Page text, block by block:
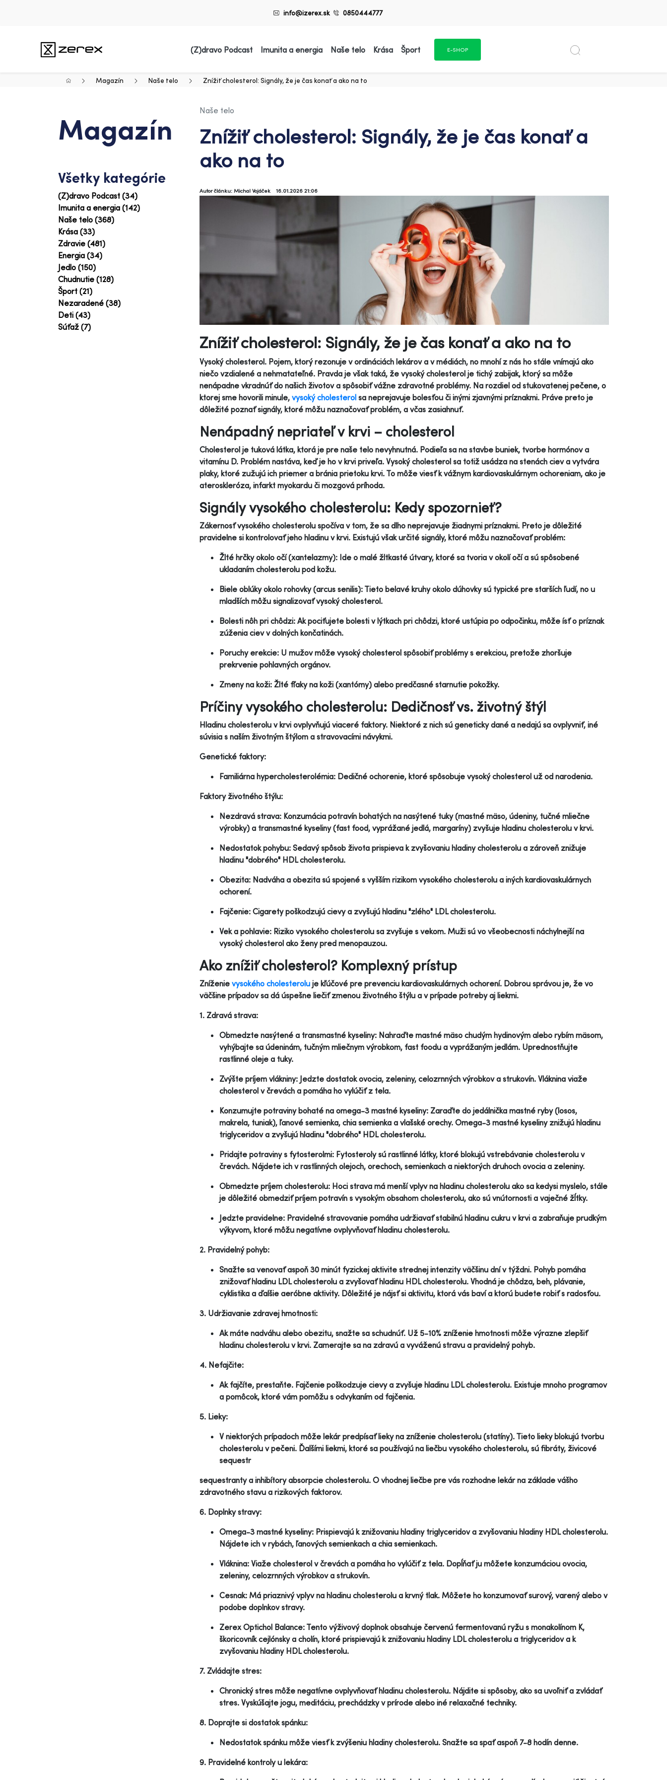
info@izerex.sk 0850444777
(Z)dravo Podcast Imunita a energia Naše telo Krása Šport E-SHOP
Magazín Naše telo Znížiť cholesterol: Signály, že je čas konať a ako na to
Magazín
Všetky kategórie
(Z)dravo Podcast (34)
Imunita a energia (142)
Naše telo (368)
Krása (33)
Zdravie (481)
Energia (34)
Jedlo (150)
Chudnutie (128)
Šport (21)
Nezaradené (38)
Deti (43)
Súťaž (7)
Naše telo
Znížiť cholesterol: Signály, že je čas konať a
ako na to
Autor článku: Michal Vojáček 16.01.2026 21:06
Znížiť cholesterol: Signály, že je čas konať a ako na to
Vysoký cholesterol. Pojem, ktorý rezonuje v ordináciách lekárov a v médiách, no mnohí z nás ho stále vnímajú ako
niečo vzdialené a nehmatateľné. Pravda je však taká, že vysoký cholesterol je tichý zabijak, ktorý sa môže
nenápadne vkradnúť do našich životov a spôsobiť vážne zdravotné problémy. Na rozdiel od stukovatenej pečene, o
ktorej sme hovorili minule, vysoký cholesterol sa neprejavuje bolesťou či inými zjavnými príznakmi. Práve preto je
dôležité poznať signály, ktoré môžu naznačovať problém, a včas zasiahnuť.
Nenápadný nepriateľ v krvi – cholesterol
Cholesterol je tuková látka, ktorá je pre naše telo nevyhnutná. Podieľa sa na stavbe buniek, tvorbe hormónov a
vitamínu D. Problém nastáva, keď je ho v krvi priveľa. Vysoký cholesterol sa totiž usádza na stenách ciev a vytvára
plaky, ktoré zužujú ich priemer a bránia prietoku krvi. To môže viesť k vážnym kardiovaskulárnym ochoreniam, ako je
ateroskleróza, infarkt myokardu či mozgová príhoda.
Signály vysokého cholesterolu: Kedy spozornieť?
Zákernosť vysokého cholesterolu spočíva v tom, že sa dlho neprejavuje žiadnymi príznakmi. Preto je dôležité
pravidelne si kontrolovať jeho hladinu v krvi. Existujú však určité signály, ktoré môžu naznačovať problém:
Žlté hrčky okolo očí (xantelazmy): Ide o malé žltkasté útvary, ktoré sa tvoria v okolí očí a sú spôsobené
ukladaním cholesterolu pod kožu.
Biele oblúky okolo rohovky (arcus senilis): Tieto belavé kruhy okolo dúhovky sú typické pre starších ľudí, no u
mladších môžu signalizovať vysoký cholesterol.
Bolesti nôh pri chôdzi: Ak pociťujete bolesti v lýtkach pri chôdzi, ktoré ustúpia po odpočinku, môže ísť o príznak
zúženia ciev v dolných končatinách.
Poruchy erekcie: U mužov môže vysoký cholesterol spôsobiť problémy s erekciou, pretože zhoršuje
prekrvenie pohlavných orgánov.
Zmeny na koži: Žlté fľaky na koži (xantómy) alebo predčasné starnutie pokožky.
Príčiny vysokého cholesterolu: Dedičnosť vs. životný štýl
Hladinu cholesterolu v krvi ovplyvňujú viaceré faktory. Niektoré z nich sú geneticky dané a nedajú sa ovplyvniť, iné
súvisia s naším životným štýlom a stravovacími návykmi.
Genetické faktory:
Familiárna hypercholesterolémia: Dedičné ochorenie, ktoré spôsobuje vysoký cholesterol už od narodenia.
Faktory životného štýlu:
Nezdravá strava: Konzumácia potravín bohatých na nasýtené tuky (mastné mäso, údeniny, tučné mliečne
výrobky) a transmastné kyseliny (fast food, vyprážané jedlá, margaríny) zvyšuje hladinu cholesterolu v krvi.
Nedostatok pohybu: Sedavý spôsob života prispieva k zvyšovaniu hladiny cholesterolu a zároveň znižuje
hladinu "dobrého" HDL cholesterolu.
Obezita: Nadváha a obezita sú spojené s vyšším rizikom vysokého cholesterolu a iných kardiovaskulárnych
ochorení.
Fajčenie: Cigarety poškodzujú cievy a zvyšujú hladinu "zlého" LDL cholesterolu.
Vek a pohlavie: Riziko vysokého cholesterolu sa zvyšuje s vekom. Muži sú vo všeobecnosti náchylnejší na
vysoký cholesterol ako ženy pred menopauzou.
Ako znížiť cholesterol? Komplexný prístup
Zníženie vysokého cholesterolu je kľúčové pre prevenciu kardiovaskulárnych ochorení. Dobrou správou je, že vo
väčšine prípadov sa dá úspešne liečiť zmenou životného štýlu a v prípade potreby aj liekmi.
1. Zdravá strava:
Obmedzte nasýtené a transmastné kyseliny: Nahraďte mastné mäso chudým hydinovým alebo rybím mäsom,
vyhýbajte sa údeninám, tučným mliečnym výrobkom, fast foodu a vyprážaným jedlám. Uprednostňujte
rastlinné oleje a tuky.
Zvýšte príjem vlákniny: Jedzte dostatok ovocia, zeleniny, celozrnných výrobkov a strukovín. Vláknina viaže
cholesterol v črevách a pomáha ho vylúčiť z tela.
Konzumujte potraviny bohaté na omega-3 mastné kyseliny: Zaraďte do jedálnička mastné ryby (losos,
makrela, tuniak), ľanové semienka, chia semienka a vlašské orechy. Omega-3 mastné kyseliny znižujú hladinu
triglyceridov a zvyšujú hladinu "dobrého" HDL cholesterolu.
Pridajte potraviny s fytosterolmi: Fytosteroly sú rastlinné látky, ktoré blokujú vstrebávanie cholesterolu v
črevách. Nájdete ich v rastlinných olejoch, orechoch, semienkach a niektorých druhoch ovocia a zeleniny.
Obmedzte príjem cholesterolu: Hoci strava má menší vplyv na hladinu cholesterolu ako sa kedysi myslelo, stále
je dôležité obmedziť príjem potravín s vysokým obsahom cholesterolu, ako sú vnútornosti a vaječné žĺtky.
Jedzte pravidelne: Pravidelné stravovanie pomáha udržiavať stabilnú hladinu cukru v krvi a zabraňuje prudkým
výkyvom, ktoré môžu negatívne ovplyvňovať hladinu cholesterolu.
2. Pravidelný pohyb:
Snažte sa venovať aspoň 30 minút fyzickej aktivite strednej intenzity väčšinu dní v týždni. Pohyb pomáha
znižovať hladinu LDL cholesterolu a zvyšovať hladinu HDL cholesterolu. Vhodná je chôdza, beh, plávanie,
cyklistika a ďalšie aeróbne aktivity. Dôležité je nájsť si aktivitu, ktorá vás baví a ktorú budete robiť s radosťou.
3. Udržiavanie zdravej hmotnosti:
Ak máte nadváhu alebo obezitu, snažte sa schudnúť. Už 5-10% zníženie hmotnosti môže výrazne zlepšiť
hladinu cholesterolu v krvi. Zamerajte sa na zdravú a vyváženú stravu a pravidelný pohyb.
4. Nefajčite:
Ak fajčíte, prestaňte. Fajčenie poškodzuje cievy a zvyšuje hladinu LDL cholesterolu. Existuje mnoho programov
a pomôcok, ktoré vám pomôžu s odvykaním od fajčenia.
5. Lieky:
V niektorých prípadoch môže lekár predpísať lieky na zníženie cholesterolu (statíny). Tieto lieky blokujú tvorbu
cholesterolu v pečeni. Ďalšími liekmi, ktoré sa používajú na liečbu vysokého cholesterolu, sú fibráty, živicové
sequestr
sequestranty a inhibítory absorpcie cholesterolu. O vhodnej liečbe pre vás rozhodne lekár na základe vášho
zdravotného stavu a rizikových faktorov.
6. Doplnky stravy:
Omega-3 mastné kyseliny: Prispievajú k znižovaniu hladiny triglyceridov a zvyšovaniu hladiny HDL cholesterolu.
Nájdete ich v rybách, ľanových semienkach a chia semienkach.
Vláknina: Viaže cholesterol v črevách a pomáha ho vylúčiť z tela. Dopĺňať ju môžete konzumáciou ovocia,
zeleniny, celozrnných výrobkov a strukovín.
Cesnak: Má priaznivý vplyv na hladinu cholesterolu a krvný tlak. Môžete ho konzumovať surový, varený alebo v
podobe doplnkov stravy.
Zerex Optichol Balance: Tento výživový doplnok obsahuje červenú fermentovanú ryžu s monakolínom K,
škoricovník cejlónsky a cholín, ktoré prispievajú k znižovaniu hladiny LDL cholesterolu a triglyceridov a k
zvyšovaniu hladiny HDL cholesterolu.
7. Zvládajte stres:
Chronický stres môže negatívne ovplyvňovať hladinu cholesterolu. Nájdite si spôsoby, ako sa uvoľniť a zvládať
stres. Vyskúšajte jogu, meditáciu, prechádzky v prírode alebo iné relaxačné techniky.
8. Doprajte si dostatok spánku:
Nedostatok spánku môže viesť k zvýšeniu hladiny cholesterolu. Snažte sa spať aspoň 7-8 hodín denne.
9. Pravidelné kontroly u lekára: